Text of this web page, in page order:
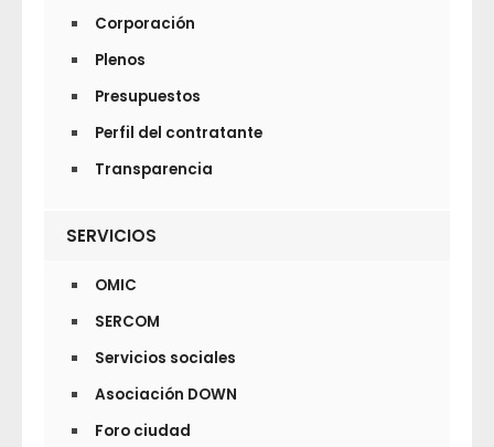
Corporación
Plenos
Presupuestos
Perfil del contratante
Transparencia
SERVICIOS
OMIC
SERCOM
Servicios sociales
Asociación DOWN
Foro ciudad